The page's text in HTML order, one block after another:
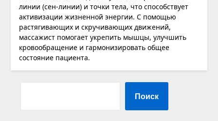
линии (сен-линии) и точки тела, что способствует
активизации жизненной энергии. С помощью
растягивающих и скручивающих движений,
массажист помогает укрепить мышцы, улучшить
кровообращение и гармонизировать общее
состояние пациента.
Поиск